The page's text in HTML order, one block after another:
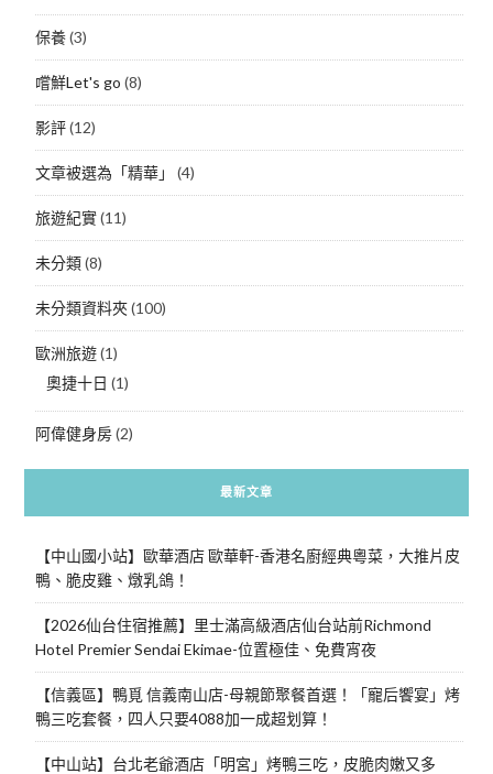
保養(3)
嚐鮮Let's go (8)
影評(12)
文章被選為「精華」 (4)
旅遊紀實(11)
未分類(8)
未分類資料夾(100)
歐洲旅遊(1)
奧捷十日 (1)
阿偉健身房(2)
最新文章
【中山國小站】歐華酒店 歐華軒-香港名廚經典粵菜，大推片皮
鴨、脆皮雞、燉乳鴿！
【2026仙台住宿推薦】里士滿高級酒店仙台站前Richmond
Hotel Premier Sendai Ekimae-位置極佳、免費宵夜
【信義區】鴨覓 信義南山店-母親節聚餐首選！「寵后饗宴」烤
鴨三吃套餐，四人只要4088加一成超划算！
【中山站】台北老爺酒店「明宮」烤鴨三吃，皮脆肉嫩又多